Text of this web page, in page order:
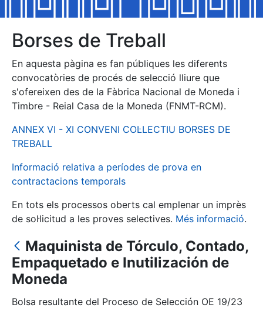
Mostra/Amaga
Mostra/Amaga
Mostra/Amaga
Mostra/Amaga
Borses de Treball
En aquesta pàgina es fan públiques les diferents
convocatòries de procés de selecció lliure que
s'ofereixen des de la Fàbrica Nacional de Moneda i
Timbre - Reial Casa de la Moneda (FNMT-RCM).
ANNEX VI - XI CONVENI COL·LECTIU BORSES DE
TREBALL
Informació relativa a períodes de prova en
contractacions temporals
En tots els processos oberts cal emplenar un imprès
de sol·licitud a les proves selectives. Més informació.
Maquinista de Tórculo, Contado,
Empaquetado e Inutilización de
Moneda
Bolsa resultante del Proceso de Selección OE 19/23